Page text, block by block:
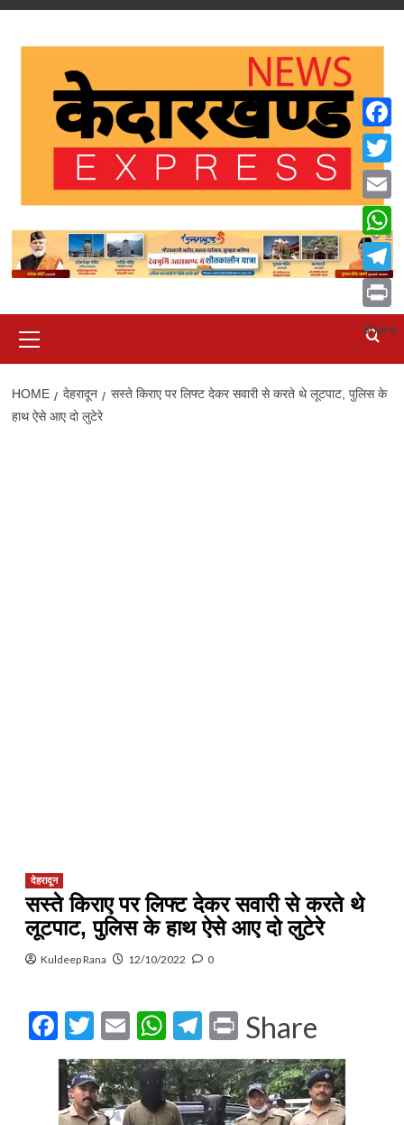
Skip
Menu
HOME देहरादून
सस्ते किराए पर लिफ्ट देकर सवारी से करते थे लूटपाट, पुलिस के
हाथ ऐसे आए दो लुटेरे
देहरादून
सस्ते किराए पर लिफ्ट देकर सवारी से करते थे
लूटपाट, पुलिस के हाथ ऐसे आए दो लुटेरे
Kuldeep Rana 12/10/2022 0
Facebook
Twitter
EmailWhatsApp
Telegram
Print
Share
Email
Print
Share